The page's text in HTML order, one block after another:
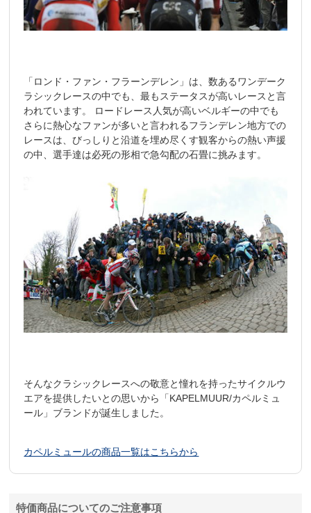
「ロンド・ファン・フラーンデレン」は、数あるワンデーク
ラシックレースの中でも、最もステータスが高いレースと言
われています。 ロードレース人気が高いベルギーの中でも
さらに熱心なファンが多いと言われるフランデレン地方での
レースは、びっしりと沿道を埋め尽くす観客からの熱い声援
の中、選手達は必死の形相で急勾配の石畳に挑みます。
そんなクラシックレースへの敬意と憧れを持ったサイクルウ
エアを提供したいとの思いから「KAPELMUUR/カペルミュ
ール」ブランドが誕生しました。
カペルミュールの商品一覧はこちらから
特価商品についてのご注意事項